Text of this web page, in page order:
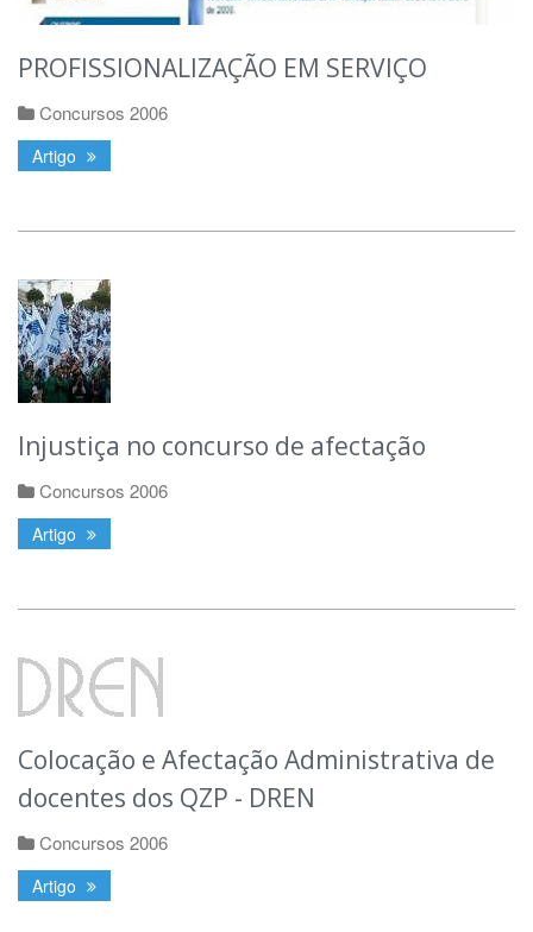
PROFISSIONALIZAÇÃO EM SERVIÇO
Concursos 2006
Artigo
Injustiça no concurso de afectação
Concursos 2006
Artigo
Colocação e Afectação Administrativa de
docentes dos QZP - DREN
Concursos 2006
Artigo